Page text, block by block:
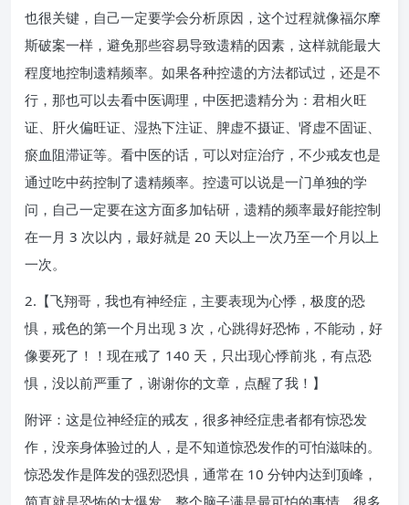
也很关键，自己一定要学会分析原因，这个过程就像福尔摩
斯破案一样，避免那些容易导致遗精的因素，这样就能最大
程度地控制遗精频率。如果各种控遗的方法都试过，还是不
行，那也可以去看中医调理，中医把遗精分为：君相火旺
证、肝火偏旺证、湿热下注证、脾虚不摄证、肾虚不固证、
瘀血阻滞证等。看中医的话，可以对症治疗，不少戒友也是
通过吃中药控制了遗精频率。控遗可以说是一门单独的学
问，自己一定要在这方面多加钻研，遗精的频率最好能控制
在一月 3 次以内，最好就是 20 天以上一次乃至一个月以上
一次。
2.【飞翔哥，我也有神经症，主要表现为心悸，极度的恐
惧，戒色的第一个月出现 3 次，心跳得好恐怖，不能动，好
像要死了！！现在戒了 140 天，只出现心悸前兆，有点恐
惧，没以前严重了，谢谢你的文章，点醒了我！】
附评：这是位神经症的戒友，很多神经症患者都有惊恐发
作，没亲身体验过的人，是不知道惊恐发作的可怕滋味的。
惊恐发作是阵发的强烈恐惧，通常在 10 分钟内达到顶峰，
简直就是恐怖的大爆发，整个脑子满是最可怕的事情，很多